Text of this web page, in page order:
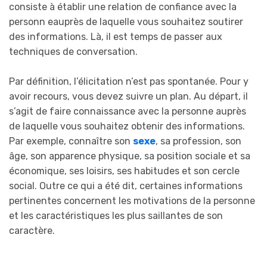
consiste à établir une relation de confiance avec la
personn eauprès de laquelle vous souhaitez soutirer
des informations. Là, il est temps de passer aux
techniques de conversation.
Par définition, l’élicitation n’est pas spontanée. Pour y
avoir recours, vous devez suivre un plan. Au départ, il
s’agit de faire connaissance avec la personne auprès
de laquelle vous souhaitez obtenir des informations.
Par exemple, connaître son sexe, sa profession, son
âge, son apparence physique, sa position sociale et sa
économique, ses loisirs, ses habitudes et son cercle
social. Outre ce qui a été dit, certaines informations
pertinentes concernent les motivations de la personne
et les caractéristiques les plus saillantes de son
caractère.